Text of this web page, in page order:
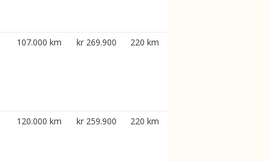
107.000 km kr 269.900 220 km
120.000 km kr 259.900 220 km